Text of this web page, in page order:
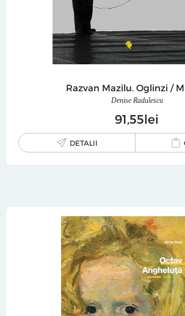
Razvan Mazilu. Oglinzi /
Denise Radulescu
91 55lei
DETALII